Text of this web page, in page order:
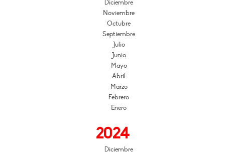
Diciembre
Noviembre
Octubre
Septiembre
Julio
Junio
Mayo
Abril
Marzo
Febrero
Enero
2024
Diciembre